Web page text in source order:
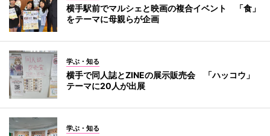
横手駅前でマルシェと映画の複合イベント 「食」
をテーマに母親らが企画
学ぶ・知る
横手で同人誌とZINEの展示販売会 「ハッコウ」
テーマに20人が出展
学ぶ・知る